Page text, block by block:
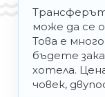
може да се
Това е
бъдете
хотела.
човек,